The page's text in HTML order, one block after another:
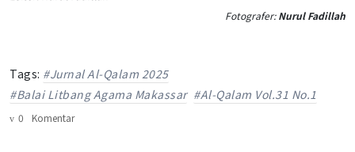
Fotografer:Nurul Fadillah
Tags: #Jurnal Al-Qalam 2025
#Balai Litbang Agama Makassar #Al-Qalam Vol.31 No.1
0 Komentar